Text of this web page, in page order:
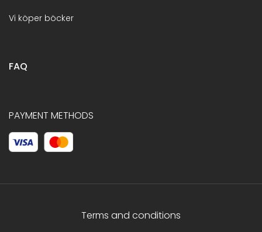
Vi köper böcker
FAQ
PAYMENT METHODS
Terms and conditions